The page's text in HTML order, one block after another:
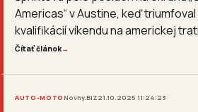
Americas“ v Austine, keď
kvalifikácií víkendu na americkej
Čítať článok→
AUTO-MOTONovny.BIZ21.10.2025 11:24:23